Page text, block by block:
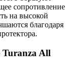
сопротивление
на высокой
благодаря
Turanza All